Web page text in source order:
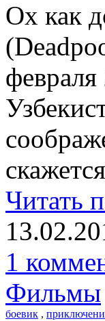
Ох как
февраля
Читать
1
Фильмы
боевик ,